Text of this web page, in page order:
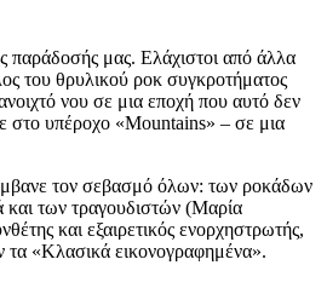
παράδοσής μας. Ελάχιστοι από άλλα
του θρυλικού ροκ συγκροτήματος
νου σε μια εποχή που αυτό δεν
στο υπέροχο «Mountains» – σε μια
τον σεβασμό όλων: των ροκάδων
των τραγουδιστών (Μαρία
και εξαιρετικός ενορχηστρωτής,
τα «Κλασικά εικονογραφημένα».